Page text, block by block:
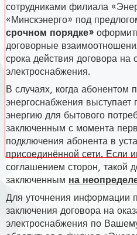
сотрудниками филиала
«Минскэнерго» под
срочном порядке»
договорные
срока действия договора на
электроснабжения.
В случаях, когда абонентом
энергоснабжения
энергию для бытового
заключенным с момента
подключения абонента в
присоединённой сети. Если
соглашением сторон, такой
заключенным на
Для уточнения информации
заключения договора на
электроснабжения по